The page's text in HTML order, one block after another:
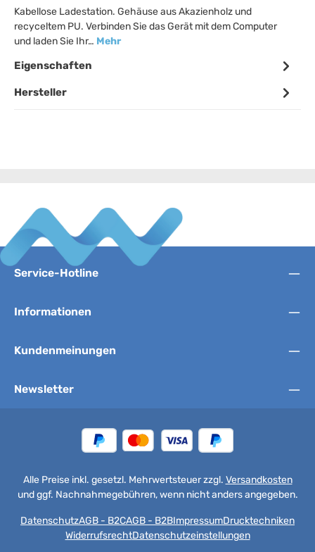
Kabellose Ladestation. Gehäuse aus Akazienholz und
recyceltem PU. Verbinden Sie das Gerät mit dem Computer
und laden Sie Ihr… Mehr
Eigenschaften
Hersteller
Service-Hotline
Informationen
Kundenmeinungen
Newsletter
Alle Preise inkl. gesetzl. Mehrwertsteuer zzgl. Versandkosten
und ggf. Nachnahmegebühren, wenn nicht anders angegeben.
DatenschutzAGB - B2CAGB - B2BImpressumDrucktechniken
WiderrufsrechtDatenschutzeinstellungen